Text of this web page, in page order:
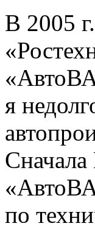
В 2005
я
Сначала
по